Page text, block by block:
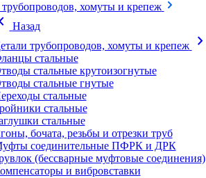
трубопроводов, хомуты и крепеж
Назад
трубопроводов, хомуты и крепеж
chevron_right
стальные
стальные крутоизогнутые
стальные гнутые
стальные
стальные
стальные
бочата, резьбы и отрезки труб
соединительные ПФРК и ДРК
(бессварные муфтовые соединения)
и вибровставки